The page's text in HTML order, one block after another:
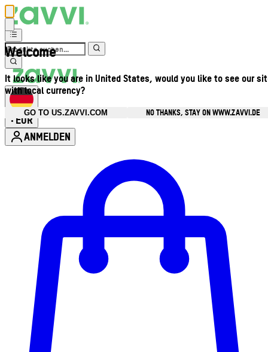
Welcome
It looks like you are in United States, would you like to see our
with local currency?
GO TO US.ZAVVI.COM
NO THANKS, STAY ON WWW.ZAVVI.DE
• EUR
ANMELDEN